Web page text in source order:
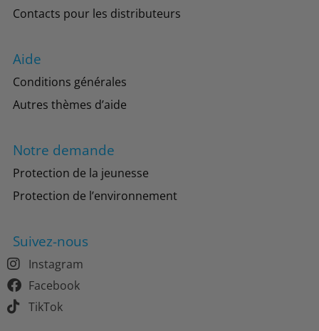
Contacts pour les distributeurs
Aide
Conditions générales
Autres thèmes d’aide
Notre demande
Protection de la jeunesse
Protection de l’environnement
Suivez-nous
Instagram
Facebook
TikTok